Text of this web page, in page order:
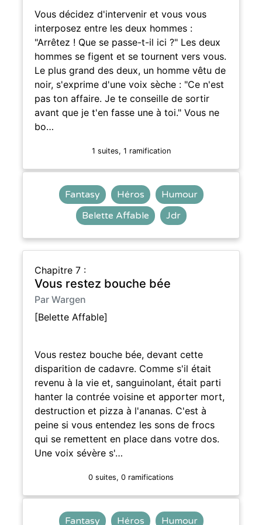
Vous décidez d'intervenir et vous vous
interposez entre les deux hommes :
"Arrêtez ! Que se passe-t-il ici ?" Les deux
hommes se figent et se tournent vers vous.
Le plus grand des deux, un homme vêtu de
noir, s'exprime d'une voix sèche : "Ce n'est
pas ton affaire. Je te conseille de sortir
avant que je t'en fasse une à toi." Vous ne
bo…
1 suites, 1 ramification
Fantasy Héros
Humour
Belette Affable
Jdr
Chapitre 7 :
Vous restez bouche bée
Par Wargen
[Belette Affable]
Vous restez bouche bée, devant cette
disparition de cadavre. Comme s'il était
revenu à la vie et, sanguinolant, était parti
hanter la contrée voisine et apporter mort,
destruction et pizza à l'ananas. C'est à
peine si vous entendez les sons de frocs
qui se remettent en place dans votre dos.
Une voix sévère s'…
0 suites, 0 ramifications
Fantasy Héros Humour